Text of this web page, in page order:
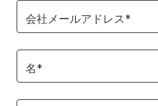
会社メールアドレス*
名*